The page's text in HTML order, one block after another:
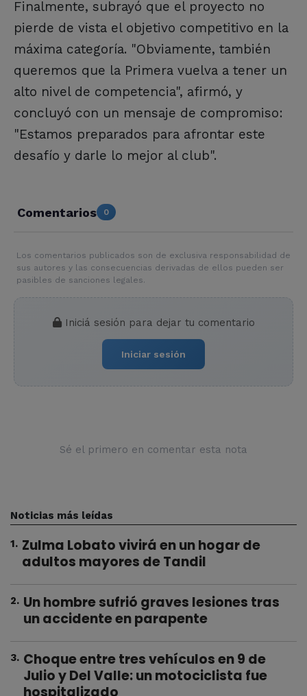
Finalmente, subrayó que el proyecto no
pierde de vista el objetivo competitivo en la
máxima categoría. "Obviamente, también
queremos que la Primera vuelva a tener un
alto nivel de competencia", afirmó, y
concluyó con un mensaje de compromiso:
"Estamos preparados para afrontar este
desafío y darle lo mejor al club".
Comentarios 0
Los comentarios publicados son de exclusiva responsabilidad de
sus autores y las consecuencias derivadas de ellos pueden ser
pasibles de sanciones legales.
Iniciá sesión para dejar tu comentario
Iniciar sesión
Sé el primero en comentar esta nota
Noticias más leídas
1. Zulma Lobato vivirá en un hogar de
adultos mayores de Tandil
2. Un hombre sufrió graves lesiones tras
un accidente en parapente
3. Choque entre tres vehículos en 9 de
Julio y Del Valle: un motociclista fue